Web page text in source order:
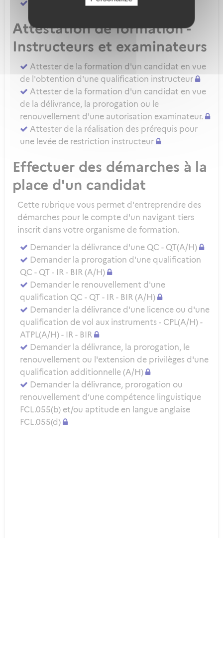
Attester d'une évaluation de niveau IRSE
Attestation de formation -
Instructeurs et examinateurs
Attester de la formation d'un candidat en vue
de l'obtention d'une qualification instructeur
Attester de la formation d'un candidat en vue
de la délivrance, la prorogation ou le
renouvellement d'une autorisation examinateur.
Attester de la réalisation des prérequis pour
une levée de restriction instructeur
Effectuer des démarches à la
place d'un candidat
Cette rubrique vous permet d'entreprendre des
démarches pour le compte d'un navigant tiers
inscrit dans votre organisme de formation.
Demander la délivrance d'une QC - QT(A/H)
Demander la prorogation d'une qualification
QC - QT - IR - BIR (A/H)
Demander le renouvellement d'une
qualification QC - QT - IR - BIR (A/H)
Demander la délivrance d'une licence ou d'une
qualification de vol aux instruments - CPL(A/H) -
ATPL(A/H) - IR - BIR
Demander la délivrance, la prorogation, le
renouvellement ou l'extension de privilèges d'une
qualification additionnelle (A/H)
Demander la délivrance, prorogation ou
renouvellement d’une compétence linguistique
FCL.055(b) et/ou aptitude en langue anglaise
FCL.055(d)